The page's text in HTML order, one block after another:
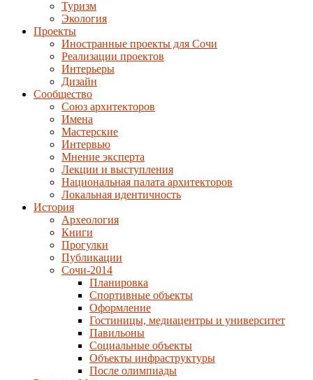
Туризм
Экология
Проекты
Иностранные проекты для Сочи
Реализации проектов
Интерьеры
Дизайн
Сообщество
Союз архитекторов
Имена
Мастерские
Интервью
Мнение эксперта
Лекции и выступления
Национальная палата архитекторов
Локальная идентичность
История
Археология
Книги
Прогулки
Публикации
Сочи-2014
Планировка
Спортивные объекты
Оформление
Гостиницы, медиацентры и университет
Павильоны
Социальные объекты
Объекты инфраструктуры
После олимпиады